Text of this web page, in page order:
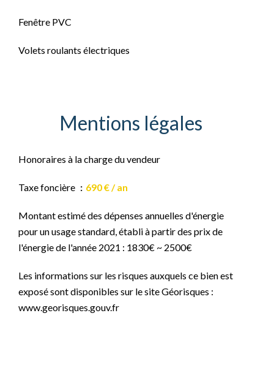
Fenêtre PVC
Volets roulants électriques
Mentions légales
Honoraires à la charge du vendeur
Taxe foncière 690 € / an
Montant estimé des dépenses annuelles d'énergie
pour un usage standard, établi à partir des prix de
l'énergie de l'année 2021 : 1830€ ~ 2500€
Les informations sur les risques auxquels ce bien est
exposé sont disponibles sur le site Géorisques :
www.georisques.gouv.fr